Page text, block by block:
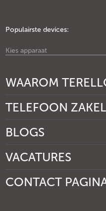
Populairste devices:
Kies apparaat
WAAROM
TELEFOON
BLOGS
VACATURES
CONTACT